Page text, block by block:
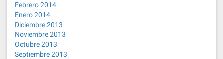
Febrero 2014
Enero 2014
Diciembre 2013
Noviembre 2013
Octubre 2013
Septiembre 2013